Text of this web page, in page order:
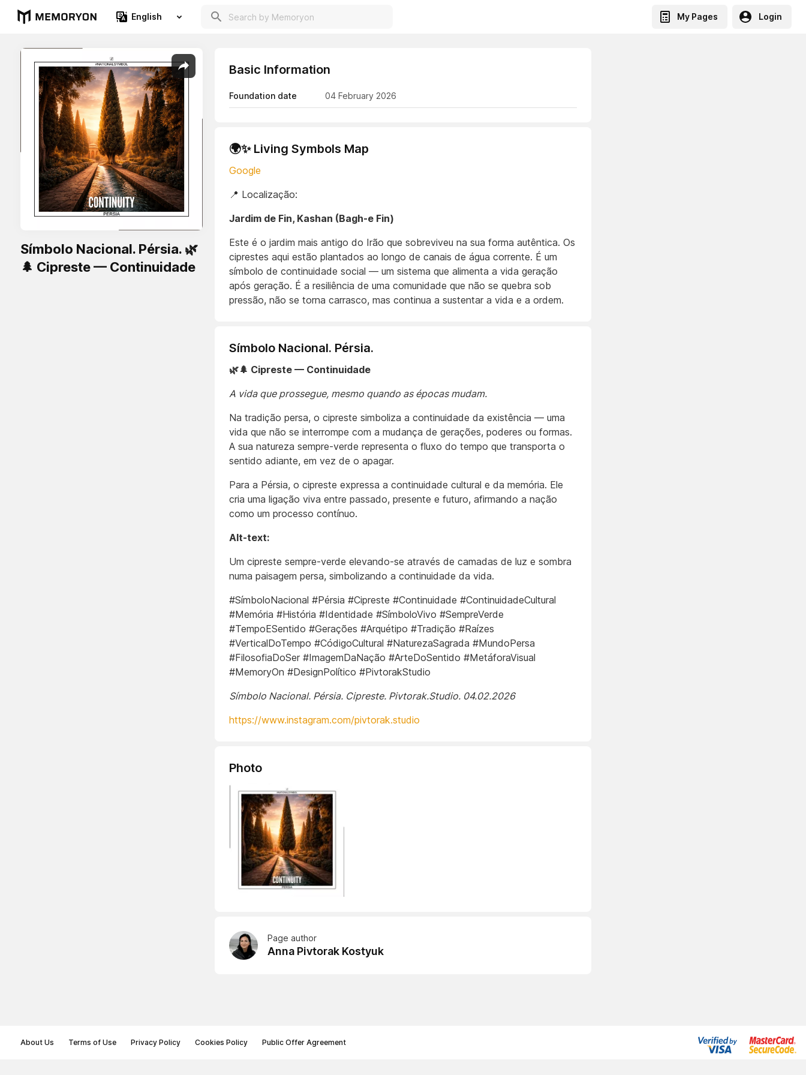
English My Pages Login
Símbolo Nacional. Pérsia. 🌿
🌲 Cipreste — Continuidade
Basic Information
Foundation date 04 February 2026
🌍✨ Living Symbols Map
Google
📍 Localização:
Jardim de Fin, Kashan (Bagh-e Fin)
Este é o jardim mais antigo do Irão que sobreviveu na sua forma autêntica. Os
ciprestes aqui estão plantados ao longo de canais de água corrente. É um
símbolo de continuidade social — um sistema que alimenta a vida geração
após geração. É a resiliência de uma comunidade que não se quebra sob
pressão, não se torna carrasco, mas continua a sustentar a vida e a ordem.
Símbolo Nacional. Pérsia.
🌿🌲 Cipreste — Continuidade
A vida que prossegue, mesmo quando as épocas mudam.
Na tradição persa, o cipreste simboliza a continuidade da existência — uma
vida que não se interrompe com a mudança de gerações, poderes ou formas.
A sua natureza sempre-verde representa o fluxo do tempo que transporta o
sentido adiante, em vez de o apagar.
Para a Pérsia, o cipreste expressa a continuidade cultural e da memória. Ele
cria uma ligação viva entre passado, presente e futuro, afirmando a nação
como um processo contínuo.
Alt-text:
Um cipreste sempre-verde elevando-se através de camadas de luz e sombra
numa paisagem persa, simbolizando a continuidade da vida.
#SímboloNacional #Pérsia #Cipreste #Continuidade #ContinuidadeCultural
#Memória #História #Identidade #SímboloVivo #SempreVerde
#TempoESentido #Gerações #Arquétipo #Tradição #Raízes
#VerticalDoTempo #CódigoCultural #NaturezaSagrada #MundoPersa
#FilosofiaDoSer #ImagemDaNação #ArteDoSentido #MetáforaVisual
#MemoryOn #DesignPolítico #PivtorakStudio
Símbolo Nacional. Pérsia. Cipreste. Pivtorak.Studio. 04.02.2026
https://www.instagram.com/pivtorak.studio
Photo
Page author
Anna Pivtorak Kostyuk
About Us Terms of Use Privacy Policy Cookies Policy Public Offer Agreement